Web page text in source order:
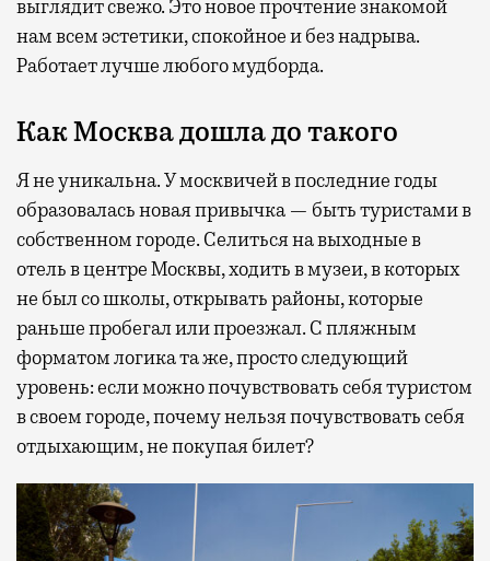
выглядит свежо. Это новое прочтение знакомой
нам всем эстетики, спокойное и без надрыва.
Работает лучше любого мудборда.
Как Москва дошла до такого
Я не уникальна. У москвичей в последние годы
образовалась новая привычка — быть туристами в
собственном городе. Селиться на выходные в
отель в центре Москвы, ходить в музеи, в которых
не был со школы, открывать районы, которые
раньше пробегал или проезжал. С пляжным
форматом логика та же, просто следующий
уровень: если можно почувствовать себя туристом
в своем городе, почему нельзя почувствовать себя
отдыхающим, не покупая билет?